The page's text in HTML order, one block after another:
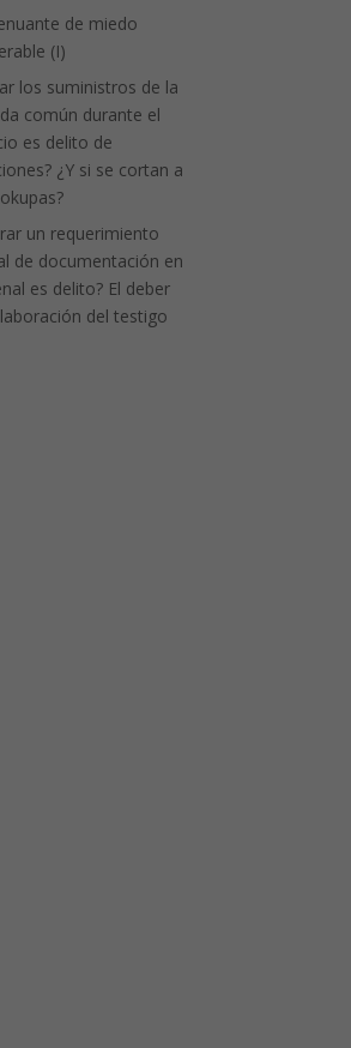
de miedo
(I)
los suministros de la
común durante el
es delito de
¿Y si se cortan a
un requerimiento
de documentación en
es delito? El deber
del testigo